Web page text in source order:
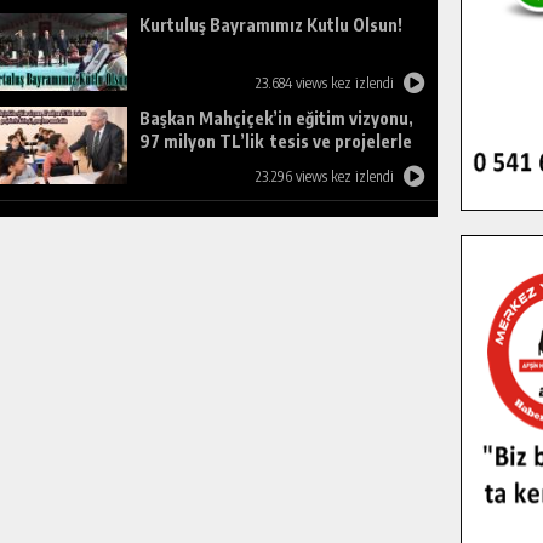
Kurtuluş Bayramımız Kutlu Olsun!
23.684 views kez izlendi
Başkan Mahçiçek’in eğitim vizyonu,
97 milyon TL’lik tesis ve projelerle
23.296 views kez izlendi